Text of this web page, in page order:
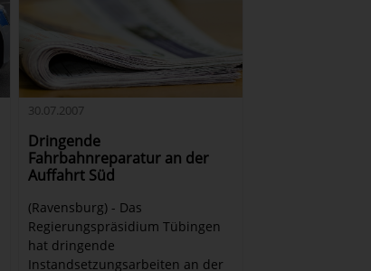
30.07.2007
Dringende
Fahrbahnreparatur an der
Auffahrt Süd
(Ravensburg) - Das
Regierungspräsidium Tübingen
hat dringende
Instandsetzungsarbeiten an der